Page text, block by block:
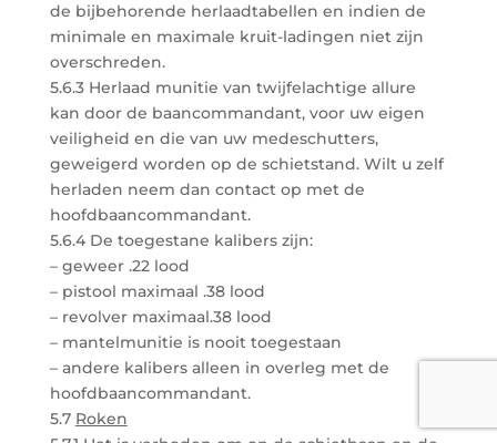
de bijbehorende herlaadtabellen en indien de
minimale en maximale kruit-ladingen niet zijn
overschreden.
5.6.3 Herlaad munitie van twijfelachtige allure
kan door de baancommandant, voor uw eigen
veiligheid en die van uw medeschutters,
geweigerd worden op de schietstand. Wilt u zelf
herladen neem dan contact op met de
hoofdbaancommandant.
5.6.4 De toegestane kalibers zijn:
– geweer .22 lood
– pistool maximaal .38 lood
– revolver maximaal.38 lood
– mantelmunitie is nooit toegestaan
– andere kalibers alleen in overleg met de
hoofdbaancommandant.
5.7 Roken